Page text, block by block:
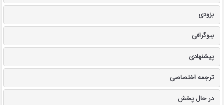
بزودی
بیوگرافی
پیشنهادی
ترجمه اختصاصی
در حال پخش